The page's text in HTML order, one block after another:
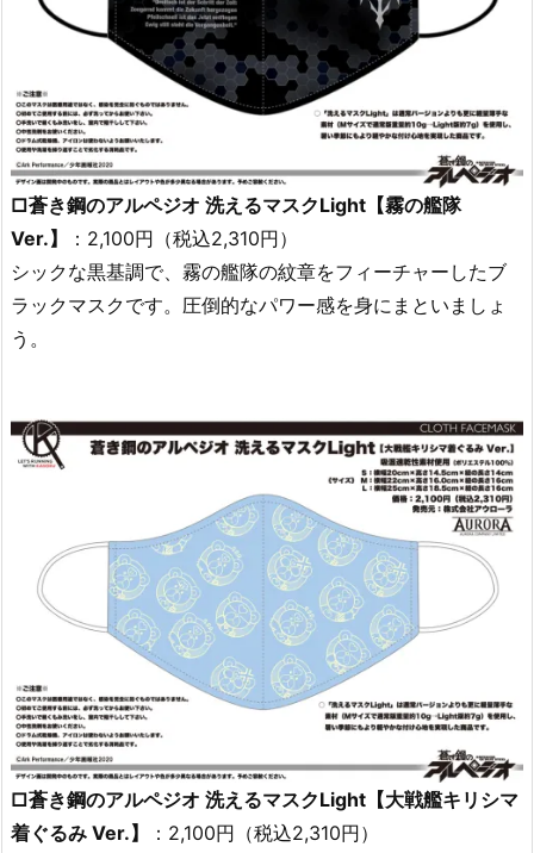
□蒼き鋼のアルペジオ 洗えるマスクLight【霧の艦隊
Ver.】
：2,100円（税込2,310円）
シックな黒基調で、霧の艦隊の紋章をフィーチャーしたブ
ラックマスクです。圧倒的なパワー感を身にまといましょ
う。
□蒼き鋼のアルペジオ 洗えるマスクLight【大戦艦キリシマ
着ぐるみ Ver.】
：2,100円（税込2,310円）